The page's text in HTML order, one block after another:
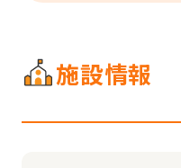
施設情報